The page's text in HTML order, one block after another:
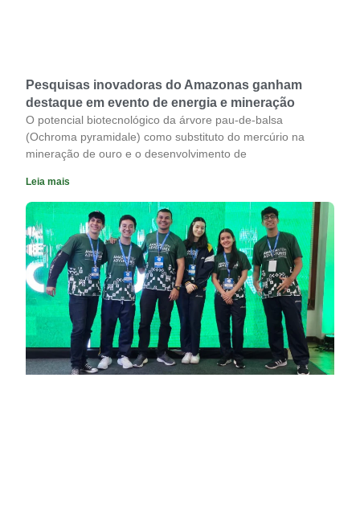
Pesquisas inovadoras do Amazonas ganham
destaque em evento de energia e mineração
O potencial biotecnológico da árvore pau-de-balsa
(Ochroma pyramidale) como substituto do mercúrio na
mineração de ouro e o desenvolvimento de
Leia mais